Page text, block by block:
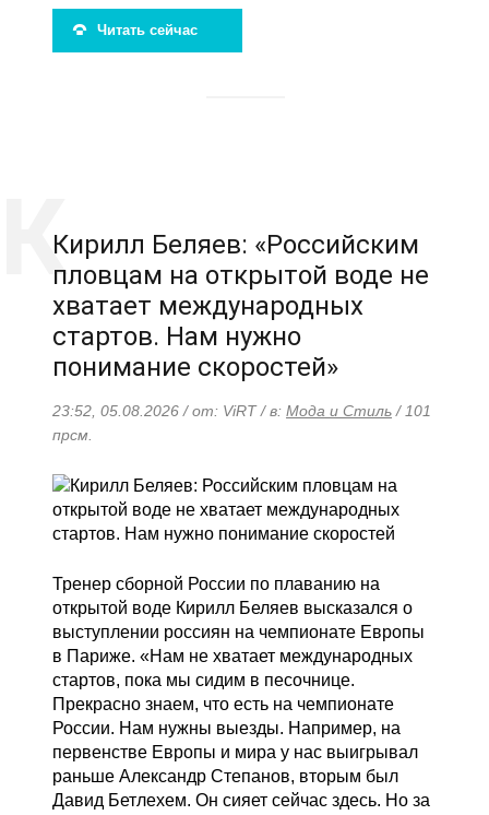
Читать сейчас
Кирилл Беляев: «Российским
пловцам на открытой воде не
хватает международных
стартов. Нам нужно
понимание скоростей»
23:52, 05.08.2026 / от: ViRT / в: Мода и Стиль / 101
прсм.
Тренер сборной России по плаванию на
открытой воде Кирилл Беляев высказался о
выступлении россиян на чемпионате Европы
в Париже. «Нам не хватает международных
стартов, пока мы сидим в песочнице.
Прекрасно знаем, что есть на чемпионате
России. Нам нужны выезды. Например, на
первенстве Европы и мира у нас выигрывал
раньше Александр Степанов, вторым был
Давид Бетлехем. Он сияет сейчас здесь. Но за